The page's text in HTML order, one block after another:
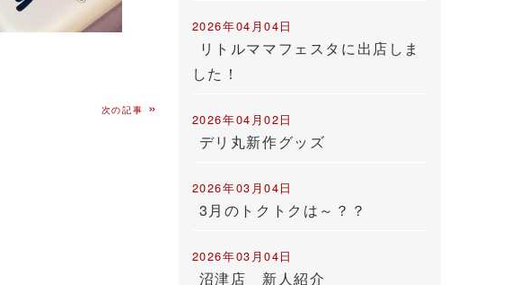
次の記事 »
2026年04月04日
リトルママフェスタに出店しま
した！
2026年04月02日
デリ丸新作グッズ
2026年03月04日
3月のトクトクは～？？
2026年03月04日
沼津店 新人紹介